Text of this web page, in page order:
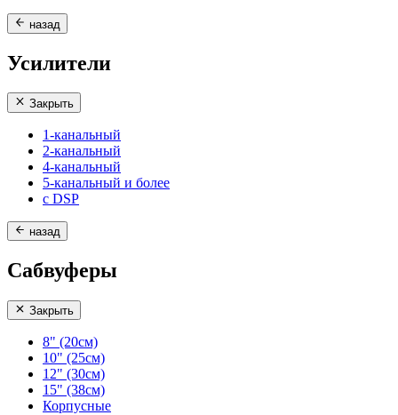
назад
Усилители
Закрыть
1-канальный
2-канальный
4-канальный
5-канальный и более
с DSP
назад
Сабвуферы
Закрыть
8" (20см)
10" (25см)
12" (30см)
15" (38см)
Корпусные